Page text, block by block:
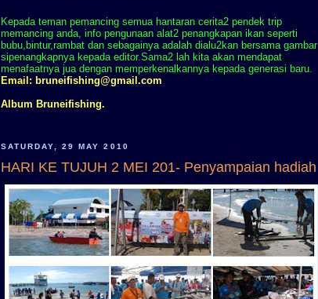
Kepada teman pemancing semua hantaran cerita2 pendek trip
memancing anda, info pengunaan alat2 penangkapan ikan seperti
bubu,bintur,rambat dan sebagainya adalah dialu2kan bersama gambar
sipenangkapnya kepada editor.Sama2 lah kita akan mendapat
menafaatnya jua dengan memperkenalkannya kepada generasi baru.
Email: bruneifishing@gmail.com
Album Bruneifishing.
SATURDAY, 29 MAY 2010
HARI KE TUJUH 2 MEI 201- Penyampaian hadiah